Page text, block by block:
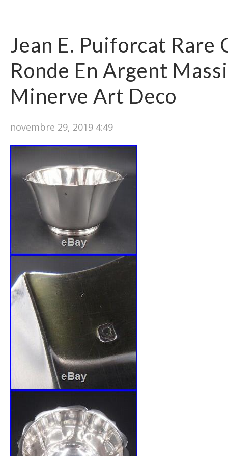
Jean E. Puiforcat Rare
Ronde En Argent
Minerve Art Deco
novembre 29, 2019 4:49